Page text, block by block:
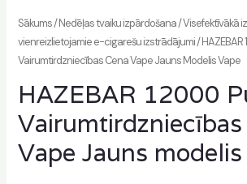
Sākums/Nedēļas tvaiku izpārdošana/Visefektīvākā
vienreizlietojamie e-cigarešu izstrādājumi/ HAZEBAR
Vairumtirdzniecības Cena Vape Jauns Modelis Vape
HAZEBAR 12000
Vairumtirdzniecības
Vape Jauns